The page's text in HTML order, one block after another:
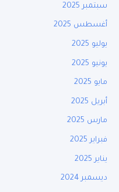
سبتمبر 2025
أغسطس 2025
يوليو 2025
يونيو 2025
مايو 2025
أبريل 2025
مارس 2025
فبراير 2025
يناير 2025
ديسمبر 2024